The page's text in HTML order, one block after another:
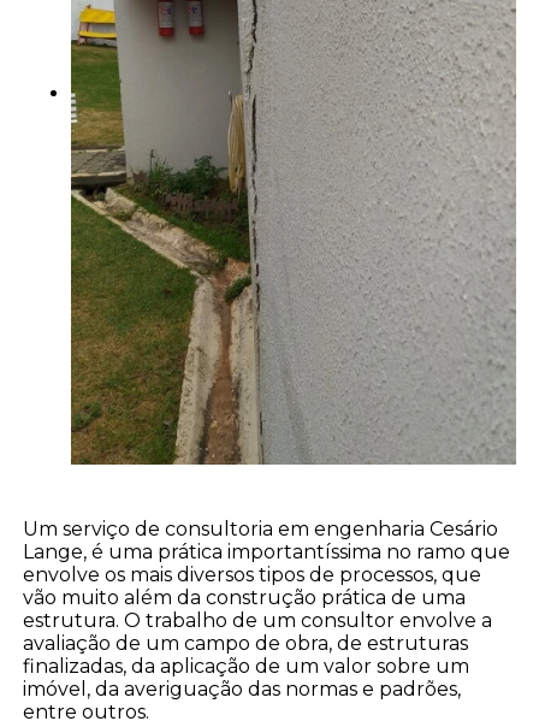
Um serviço de consultoria em engenharia Cesário
Lange, é uma prática importantíssima no ramo que
envolve os mais diversos tipos de processos, que
vão muito além da construção prática de uma
estrutura. O trabalho de um consultor envolve a
avaliação de um campo de obra, de estruturas
finalizadas, da aplicação de um valor sobre um
imóvel, da averiguação das normas e padrões,
entre outros.